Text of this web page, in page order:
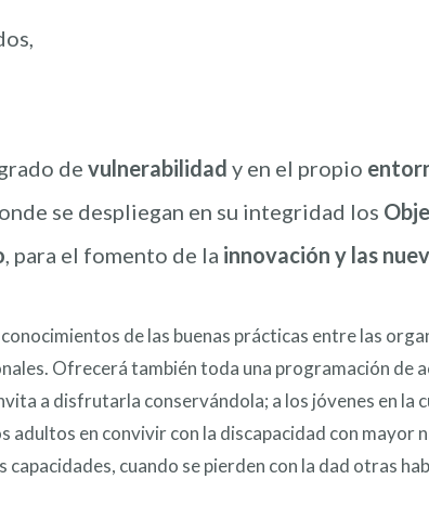
de vulnerabilidad y en el propio
se despliegan en su integridad los
, para el fomento de la innovación y las
de las buenas prácticas entre las
Ofrecerá también toda una programación de
a disfrutarla conservándola; a los jóvenes en
adultos en convivir con la discapacidad con mayor
cuando se pierden con la dad otras